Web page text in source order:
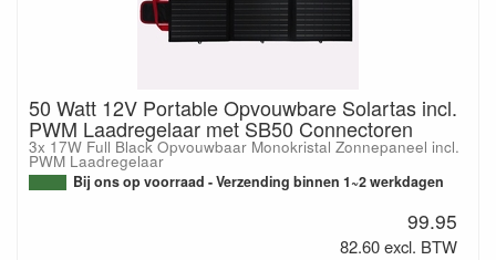
50 Watt 12V Portable Opvouwbare Solartas incl.
PWM Laadregelaar met SB50 Connectoren
3x 17W Full Black Opvouwbaar Monokristal Zonnepaneel incl.
PWM Laadregelaar
Bij ons op voorraad - Verzending binnen 1~2 werkdagen
99.95
82.60 excl. BTW